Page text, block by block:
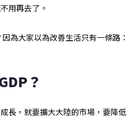
用再去了。
為大家以為改善生活只有一條路：
？
長，就要擴大大陸的市場，要降低